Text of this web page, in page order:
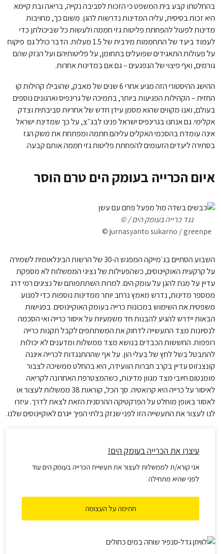
בהחלטתו קבע בית המשפט כי הזכות לסביבה נקייה, בריאה ובת קיימא
היא זכות בסיסית, עליה המדינות נדרשות להגן. משום כך, מחויבות
מדינות לפעול להפחתת פליטות גזי חממה ולעשות כל שביכולתן כדי
לעמוד ביעד של התחממות מירבית של 1.5 מעלות. הדבר כולל גם פיקוח
על פעולות התאגידים שפועלים בתחומן, על פליטותיהם ועל הנזק שהם
גורמים, ואף פיצוי של הנפגעים – גם אם במדינות אחרות.
ההישג ההיסטורי הזה מגיע אחרי 6 שנים של מאבק, שהובילו קהילות קו
החזית – הקהילות הפגיעות ביותר, בתמיכה של גרינפיס וארגונים נוספים
בעולם, ואנו מקווים שהוא מסמן עידן חדש של אחריות סביבתית וצדק
אקלימי. גם אנחנו בגרינפיס ישראל פנינו לבג״צ, על כך שמדינת ישראל
אינה עומדת בהסכמי האקלים עליהם חתמה ומפתחת את משק הגז
בסתירה ליעדים הזעומים להפחתת פליטות גזי חממה אותם קבעה.
איום הכרייה בעומק הים טרם הוסר
נגד כרייה בעומק הים / ©
© jurnasyanto sukarno / greenpe
השבוע הסתיים בג׳מייקה המפגש ה-30 של הרשות הבינלאומית לשמירה
על קרקעית האוקיינוסים, כשהפעילות של נציגי הממשלות לא מספקת
עדיין על מנת להגן על עומק הים. למרות השתתפותם של נציגים רמי דרג
ממספר מדינות, נדרש מאמץ נרחב יותר ממדינות נוספות כדי למנוע
משפטית את השימוש במכונות כרייה בעומק האוקיינוסים. בפגישות
הבאות יידרש להגיע להבנות חד משמעיות על איסור כרייה ואי הסכמה
לנסיונות מצד התעשייה לדחוק את המשתתפים לקבל תקנות כרייה
רופפות. החששות הכבדים בנושא מצד ממשלות ומדענים לא יכולות
להתבטל בשל לחץ של בעלי הון. על אף שההתנגדות לכרייה איננה
קונצנזוס עדיין בקרב חברות הוועידה, היא בהחלט ממשיכה לצבור
מומנטום חיובי מצד מגוון מדינות, כשהמצטרפת האחרונה לקריאה
לאיסור על כרייה היא קרואטיה. סך הכל, קוראות 38 ממשלות לעצור או
לאסור באופן מוחלט על הפרקטיקה ההרסנית הזאת לצאת לדרך. עיזרו
לנו לעצור את התעשייה הזו לפני שנזק בלתי הפיך ייגרם לאוקיינוסים שלנו.
עיצרו את הכרייה בעומק הים!
אני קורא/ת לממשלות לעצור את תעשיית הכרייה בעומק הים עוד
לפני שהיא מתחילה
חתימה על העצומה